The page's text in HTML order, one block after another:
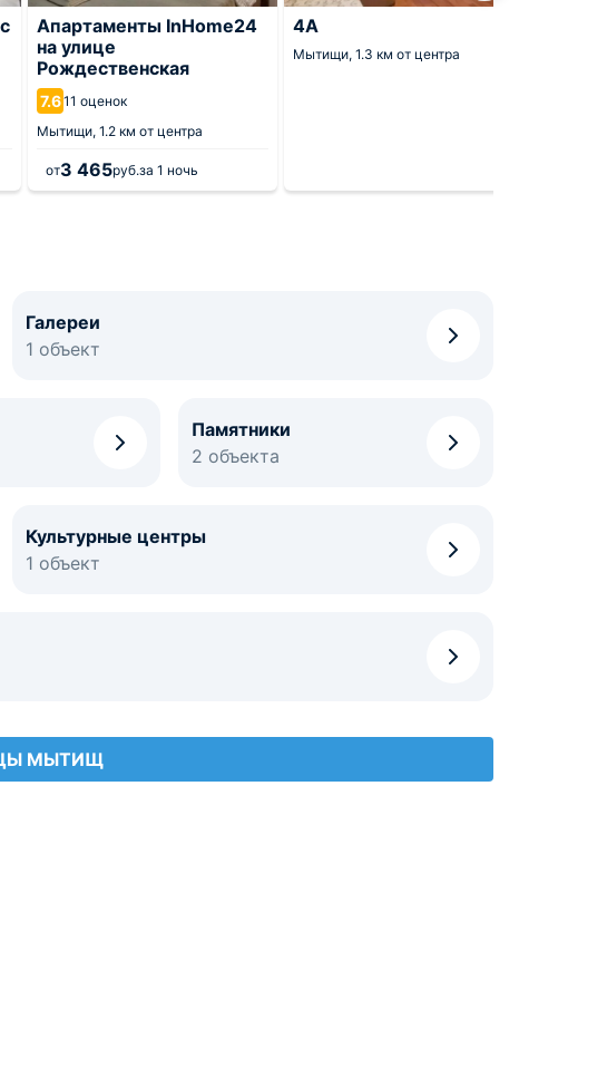
Апартаменты InHome24
на улице
Рождественская
7.611 оценок
Мытищи, 1.2 км от центра
от3 465руб.за 1 ночь
4А
Мытищи, 1.3 км от центра
Галереи
1 объект
Памятники
2 объекта
Культурные центры
1 объект
МЫТИЩ